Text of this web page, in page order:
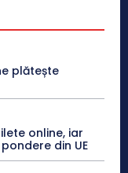
plătește
online, iar
din UE